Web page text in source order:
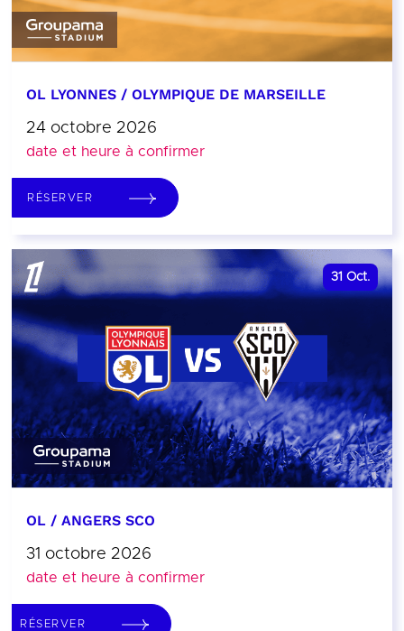
OL LYONNES / OLYMPIQUE DE MARSEILLE
24 octobre 2026
date et heure à confirmer
RÉSERVER
31 Oct.
OL / ANGERS SCO
31 octobre 2026
date et heure à confirmer
RÉSERVER